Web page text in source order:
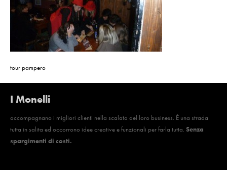
tour pampero
I Monelli
accompagnano i migliori clienti nella scalata del loro business. È una strada
tutta in salita ed occorrono idee creative e funzionali per farla tutta. Senza
spargimenti di costi.